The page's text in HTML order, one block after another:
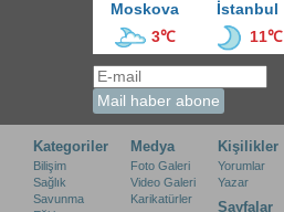
Moskova İstanbul
3℃
11℃
Kategoriler
Bilişim
Sağlık
Savunma
Medya
Foto Galeri
Video Galeri
Karikatürler
Kişilikler
Yorumlar
Yazar
Sayfalar